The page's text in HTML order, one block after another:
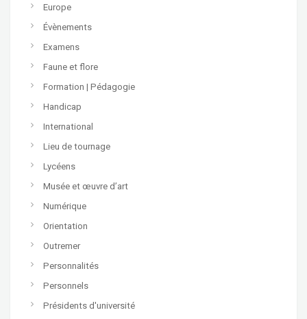
Europe
Évènements
Examens
Faune et flore
Formation | Pédagogie
Handicap
International
Lieu de tournage
Lycéens
Musée et œuvre d’art
Numérique
Orientation
Outremer
Personnalités
Personnels
Présidents d'université